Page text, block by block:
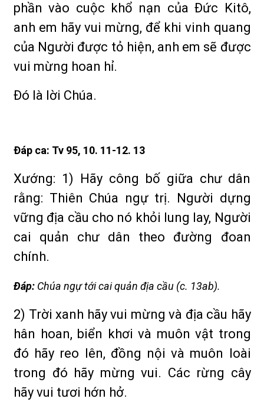
phần vào cuộc khổ nạn của Ðức Kitô,
anh em hãy vui mừng, để khi vinh quang
của Người được tỏ hiện, anh em sẽ được
vui mừng hoan hỉ.
Ðó là lời Chúa.
Ðáp ca: Tv 95, 10. 11-12. 13
Xướng: 1) Hãy công bố giữa chư dân
rằng: Thiên Chúa ngự trị. Người dựng
vững địa cầu cho nó khỏi lung lay, Người
cai quản chư dân theo đường đoan
chính.
Ðáp: Chúa ngự tới cai quản địa cầu (c. 13ab).
2) Trời xanh hãy vui mừng và địa cầu hãy
hân hoan, biển khơi và muôn vật trong
đó hãy reo lên, đồng nội và muôn loài
trong đó hãy mừng vui. Các rừng cây
hãy vui tươi hớn hở.